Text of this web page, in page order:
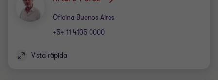
Oficina Buenos Aires
Oficina
+54 11 4105 0000
Vista rápida